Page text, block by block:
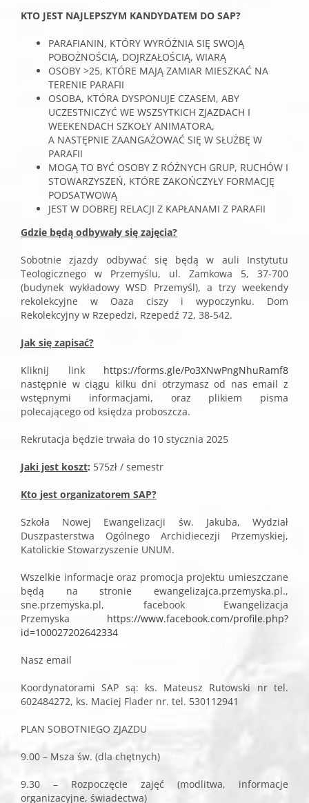
KTO JEST NAJLEPSZYM KANDYDATEM DO SAP?
PARAFIANIN, KTÓRY WYRÓŻNIA SIĘ SWOJĄ
POBOŻNOŚCIĄ, DOJRZAŁOŚCIĄ, WIARĄ
OSOBY >25, KTÓRE MAJĄ ZAMIAR MIESZKAĆ NA
TERENIE PARAFII
OSOBA, KTÓRA DYSPONUJE CZASEM, ABY
UCZESTNICZYĆ WE WSZSYTKICH ZJAZDACH I
WEEKENDACH SZKOŁY ANIMATORA,
A NASTĘPNIE ZAANGAŻOWAĆ SIĘ W SŁUŻBĘ W
PARAFII
MOGĄ TO BYĆ OSOBY Z RÓŻNYCH GRUP, RUCHÓW I
STOWARZYSZEŃ, KTÓRE ZAKOŃCZYŁY FORMACJĘ
PODSATWOWĄ
JEST W DOBREJ RELACJI Z KAPŁANAMI Z PARAFII
Gdzie będą odbywały się zajęcia?
Sobotnie zjazdy odbywać się będą w auli Instytutu
Teologicznego w Przemyślu, ul. Zamkowa 5, 37-700
(budynek wykładowy WSD Przemyśl), a trzy weekendy
rekolekcyjne w Oaza ciszy i wypoczynku. Dom
Rekolekcyjny w Rzepedzi, Rzepedź 72, 38-542.
Jak się zapisać?
Kliknij link https://forms.gle/Po3XNwPngNhuRamf8
następnie w ciągu kilku dni otrzymasz od nas email z
wstępnymi informacjami, oraz plikiem pisma
polecającego od księdza proboszcza.
Rekrutacja będzie trwała do 10 stycznia 2025
Jaki jest koszt: 575zł / semestr
Kto jest organizatorem SAP?
Szkoła Nowej Ewangelizacji św. Jakuba, Wydział
Duszpasterstwa Ogólnego Archidiecezji Przemyskiej,
Katolickie Stowarzyszenie UNUM.
Wszelkie informacje oraz promocja projektu umieszczane
będą na stronie ewangelizajca.przemyska.pl.,
sne.przemyska.pl, facebook Ewangelizacja
Przemyska https://www.facebook.com/profile.php?
id=100027202642334
Nasz email
Koordynatorami SAP są: ks. Mateusz Rutowski nr tel.
602484272, ks. Maciej Flader nr. tel. 530112941
PLAN SOBOTNIEGO ZJAZDU
9.00 – Msza św. (dla chętnych)
9.30 – Rozpoczęcie zajęć (modlitwa, informacje
organizacyjne, świadectwa)